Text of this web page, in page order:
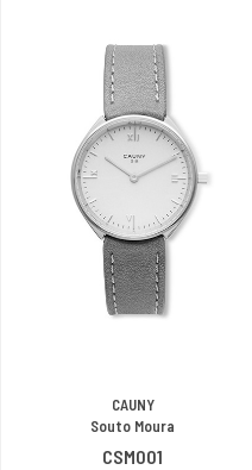
CAUNY
Souto Moura
CSM001